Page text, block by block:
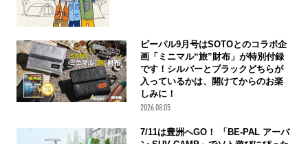
ビーパル9月号はSOTOとのコラボ企
画「ミニマル“旅”財布」が特別付録
です！シルバーとブラックどちらが
入っているかは、開けてからのお楽
しみに！
2026.08.05
7/11は豊洲へGO！ 「BE-PAL アーバ